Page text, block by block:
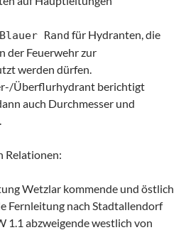
Rand für Hydranten, die
der Feuerwehr zur
werden dürfen.
Überflurhydrant berichtigt
auch Durchmesser und
Relationen:
Wetzlar kommende und östlich
Fernleitung nach Stadtallendorf
1.1 abzweigende westlich von